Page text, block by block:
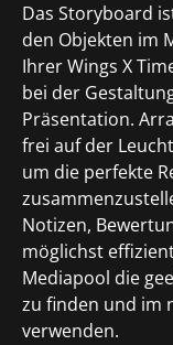
Das Storyboard
den Objekten im
Ihrer Wings X
bei der
Präsentation.
frei auf der
um die perfekte
Notizen,
möglichst
Mediapool die
zu finden und im
verwenden.